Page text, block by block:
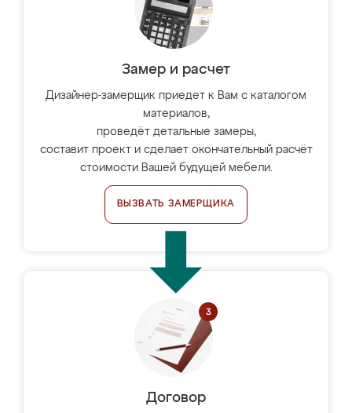
Замер и расчет
Дизайнер-замерщик приедет к Вам с каталогом
материалов,
проведёт детальные замеры,
составит проект и сделает окончательный расчёт
стоимости Вашей будущей мебели.
ВЫЗВАТЬ ЗАМЕРЩИКА
Договор